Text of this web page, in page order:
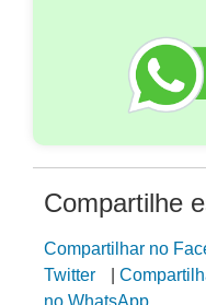
Compartilhe
Compartilhar no
Twitter
|